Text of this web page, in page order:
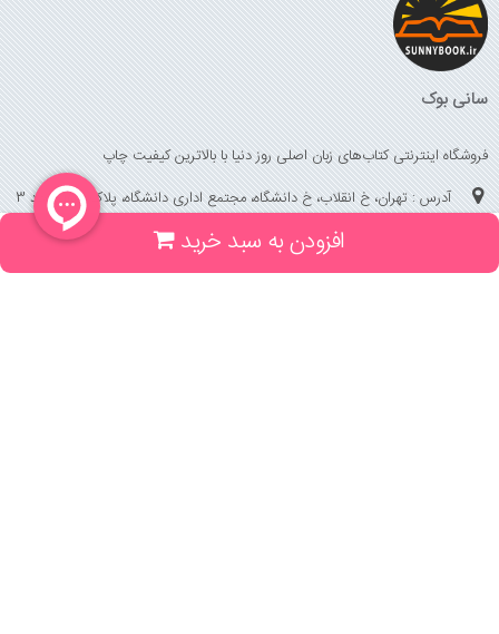
افزودن به سبد خرید
سانی بوک
فروشگاه اینترنتی کتاب‌های زبان اصلی روز دنیا با بالاترین کیفیت چاپ
آدرس : تهران، خ انقلاب، خ دانشگاه، مجتمع اداری دانشگاه، پلاک 158 واحد 3
(جهت خرید حضوری، تلفنی ، پیگیری سفارشات سایت با شماره تلفن 02166175070
تماس حاصل فرمایید)